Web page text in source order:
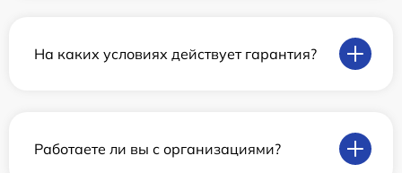
На каких условиях действует гарантия?
Работаете ли вы с организациями?